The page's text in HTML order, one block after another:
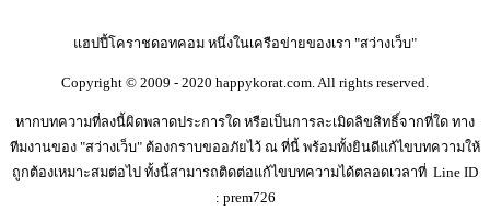
แฮปปี้โคราชดอทคอม หนึ่งในเครือข่ายของเรา "สว่างเว็บ"
Copyright © 2009 - 2020 happykorat.com. All rights reserved.
หากบทความที่ลงนี้ผิดพลาดประการใด หรือเป็นการละเมิดลิขสิทธิ์จากที่ใด ทาง
ทีมงานของ "สว่างเว็บ" ต้องกราบขออภัยไว้ ณ ที่นี้ พร้อมทั้งยินดีแก้ไขบทความให้
ถูกต้องเหมาะสมต่อไป ทั้งนี้สามารถติดต่อแก้ไขบทความได้ตลอดเวลาที่ Line ID
: prem726